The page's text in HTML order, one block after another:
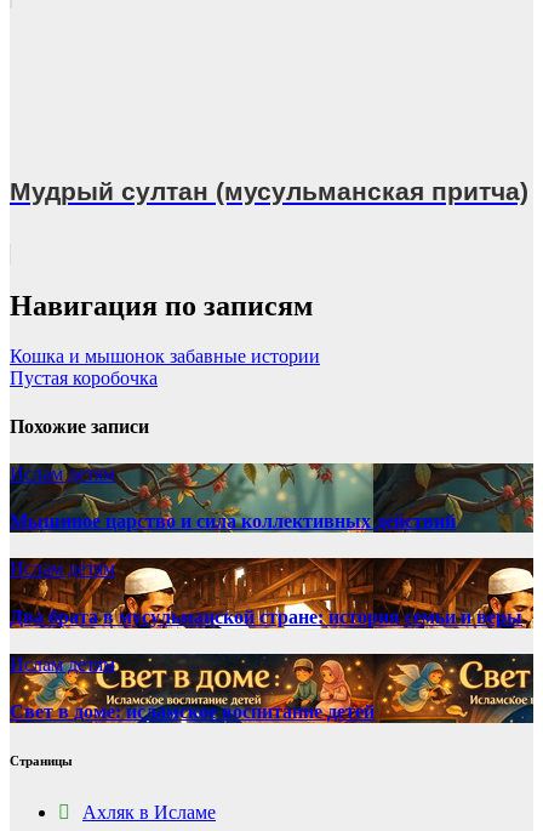
Мудрый султан (мусульманская притча)
Навигация по записям
Кошка и мышонок забавные истории
Пустая коробочка
Похожие записи
Ислам детям
Мышиное царство и сила коллективных действий
Ислам детям
Два брата в мусульманской стране: история семьи и веры
Ислам детям
Свет в доме: исламское воспитание детей
Страницы
Ахляк в Исламе